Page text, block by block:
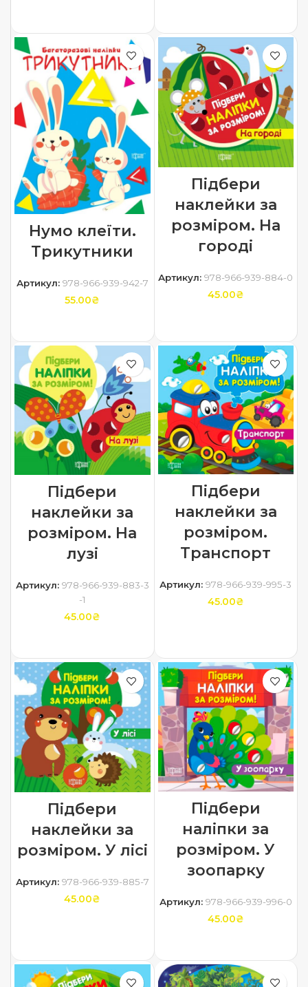
Нумо клеїти.
Трикутники
Артикул: 978-966-939-942-7
55.00₴
Підбери
наклейки за
розміром. На
городі
Артикул:978-966-939-884-0
45.00₴
Підбери
наклейки за
розміром. На
лузі
Артикул: 978-966-939-883-3
-1
45.00₴
Підбери
наклейки за
розміром.
Транспорт
Артикул:978-966-939-995-3
45.00₴
Підбери
наклейки за
розміром. У лісі
Артикул: 978-966-939-885-7
45.00₴
Підбери
наліпки за
розміром. У
зоопарку
Артикул: 978-966-939-996-0
45.00₴